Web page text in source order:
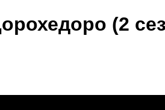
(2
스케치북5
스케치북5